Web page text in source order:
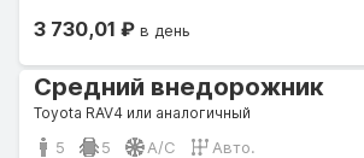
3 730,01 ₽ в день
Средний внедорожник
Toyota RAV4 или аналогичный
5 5 A/C Авто.